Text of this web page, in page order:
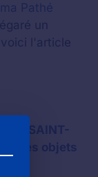
Pathé
un
l'article
à SAINT-
des objets